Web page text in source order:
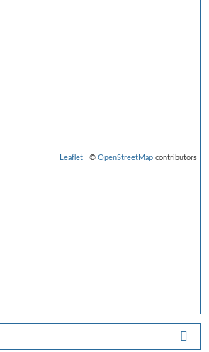
Leaflet| © OpenStreetMapcontributors